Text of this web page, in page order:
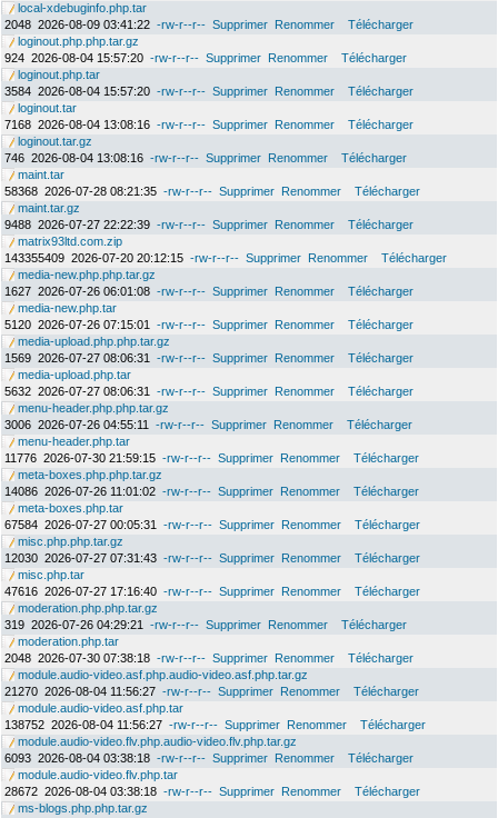
local-xdebuginfo.php.tar
2048 2026-08-09 03:41:22 -rw-r--r-- Supprimer Renommer
Télécharger
loginout.php.php.tar.gz
924 2026-08-04 15:57:20 -rw-r--r-- Supprimer Renommer
Télécharger
loginout.php.tar
3584 2026-08-04 15:57:20 -rw-r--r-- Supprimer Renommer
Télécharger
loginout.tar
7168 2026-08-04 13:08:16 -rw-r--r-- Supprimer Renommer
Télécharger
loginout.tar.gz
746 2026-08-04 13:08:16 -rw-r--r-- Supprimer Renommer
Télécharger
maint.tar
58368 2026-07-28 08:21:35 -rw-r--r-- Supprimer Renommer
Télécharger
maint.tar.gz
9488 2026-07-27 22:22:39 -rw-r--r-- Supprimer Renommer
Télécharger
matrix93ltd.com.zip
143355409 2026-07-20 20:12:15 -rw-r--r-- Supprimer Renommer
Télécharger
media-new.php.php.tar.gz
1627 2026-07-26 06:01:08 -rw-r--r-- Supprimer Renommer
Télécharger
media-new.php.tar
5120 2026-07-26 07:15:01 -rw-r--r-- Supprimer Renommer
Télécharger
media-upload.php.php.tar.gz
1569 2026-07-27 08:06:31 -rw-r--r-- Supprimer Renommer
Télécharger
media-upload.php.tar
5632 2026-07-27 08:06:31 -rw-r--r-- Supprimer Renommer
Télécharger
menu-header.php.php.tar.gz
3006 2026-07-26 04:55:11 -rw-r--r-- Supprimer Renommer
Télécharger
menu-header.php.tar
11776 2026-07-30 21:59:15 -rw-r--r-- Supprimer Renommer
Télécharger
meta-boxes.php.php.tar.gz
14086 2026-07-26 11:01:02 -rw-r--r-- Supprimer Renommer
Télécharger
meta-boxes.php.tar
67584 2026-07-27 00:05:31 -rw-r--r-- Supprimer Renommer
Télécharger
misc.php.php.tar.gz
12030 2026-07-27 07:31:43 -rw-r--r-- Supprimer Renommer
Télécharger
misc.php.tar
47616 2026-07-27 17:16:40 -rw-r--r-- Supprimer Renommer
Télécharger
moderation.php.php.tar.gz
319 2026-07-26 04:29:21 -rw-r--r-- Supprimer Renommer
Télécharger
moderation.php.tar
2048 2026-07-30 07:38:18 -rw-r--r-- Supprimer Renommer
Télécharger
module.audio-video.asf.php.audio-video.asf.php.tar.gz
21270 2026-08-04 11:56:27 -rw-r--r-- Supprimer Renommer
Télécharger
module.audio-video.asf.php.tar
138752 2026-08-04 11:56:27 -rw-r--r-- Supprimer Renommer
Télécharger
module.audio-video.flv.php.audio-video.flv.php.tar.gz
6093 2026-08-04 03:38:18 -rw-r--r-- Supprimer Renommer
Télécharger
module.audio-video.flv.php.tar
28672 2026-08-04 03:38:18 -rw-r--r-- Supprimer Renommer
Télécharger
ms-blogs.php.php.tar.gz